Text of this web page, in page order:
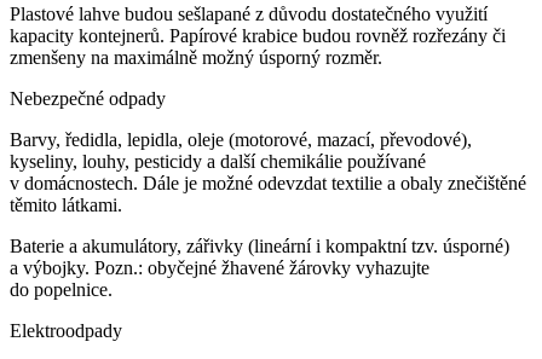
Plastové lahve budou sešlapané z důvodu dostatečného využití
kapacity kontejnerů. Papírové krabice budou rovněž rozřezány či
zmenšeny na maximálně možný úsporný rozměr.
Nebezpečné odpady
Barvy, ředidla, lepidla, oleje (motorové, mazací, převodové),
kyseliny, louhy, pesticidy a další chemikálie používané
v domácnostech. Dále je možné odevzdat textilie a obaly znečištěné
těmito látkami.
Baterie a akumulátory, zářivky (lineární i kompaktní tzv. úsporné)
a výbojky. Pozn.: obyčejné žhavené žárovky vyhazujte
do popelnice.
Elektroodpady